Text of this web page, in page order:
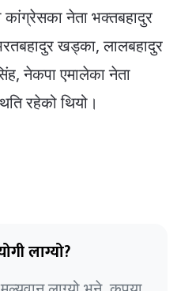
कांग्रेसका नेता भक्तबहादुर
खड्का, लालबहादुर
नेकपा एमालेका नेता
रहेको थियो।
लाग्यो?